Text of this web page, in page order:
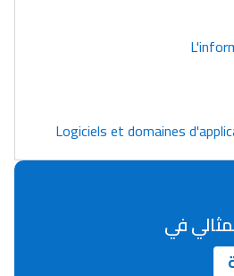
Logiciels et domaines
في